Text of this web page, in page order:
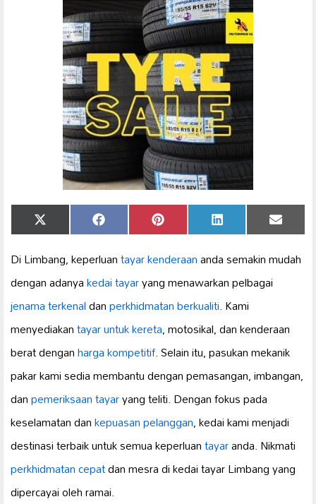
Share
on
X
(Twitter)
Share
on
Facebook Share
on
Pinterest Share
on
LinkedIn Share
on
Email
Di Limbang, keperluantayar kenderaananda semakin mudah
dengan adanyakedai tayaryang menawarkan pelbagai
jenama terkenaldanperkhidmatan berkualiti. Kami
menyediakantayar untuk kereta, motosikal, dan kenderaan
berat denganharga kompetitif. Selain itu, pasukan mekanik
pakar kami sedia membantu dengan pemasangan, imbangan,
danpemeriksaan tayaryang teliti. Dengan fokus pada
keselamatan dankepuasan pelanggan, kedai kami menjadi
destinasi terbaik untuk semua keperluantayaranda. Nikmati
perkhidmatan cepatdan mesra di kedai tayar Limbang yang
dipercayai oleh ramai.